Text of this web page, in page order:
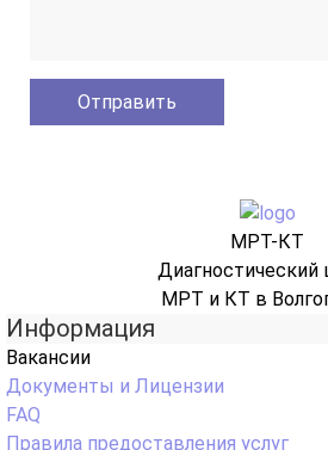
МРТ-КТ
Диагностический
МРТ и КТ в
Информация
Вакансии
Документы и Лицензии
FAQ
Правила предоставления услуг